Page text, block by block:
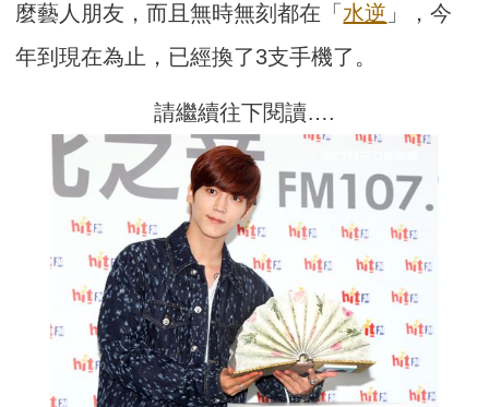
麼藝人朋友，而且無時無刻都在「 水逆 」，今
年到現在為止，已經換了3支手機了。
請繼續往下閱讀….